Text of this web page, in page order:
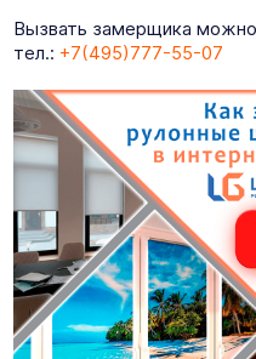
Вызвать замерщика можно
тел.: +7(495)777-55-07